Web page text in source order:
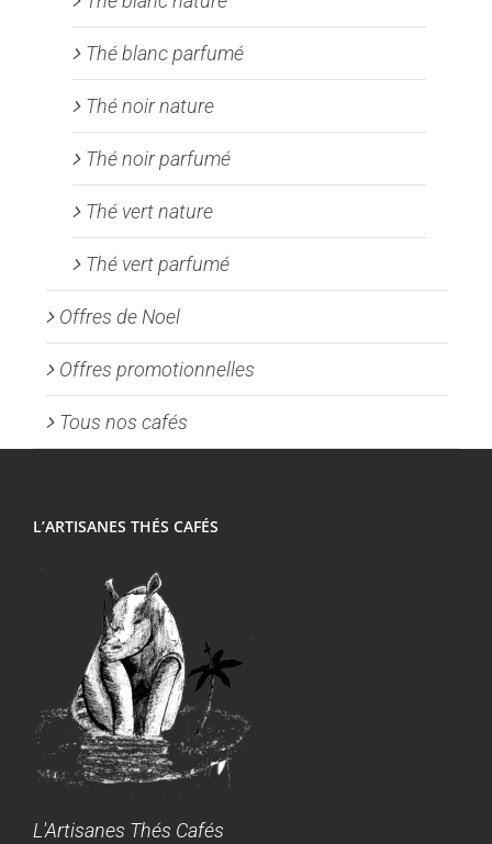
Thé blanc parfumé
Thé noir nature
Thé noir parfumé
Thé vert nature
Thé vert parfumé
Offres de Noel
Offres promotionnelles
Tous nos cafés
L’ARTISANES THÉS CAFÉS
L'Artisanes Thés Cafés